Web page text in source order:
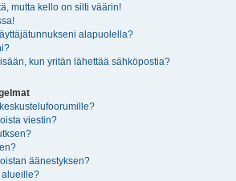
mutta kello on silti väärin!
alapuolella?
kun yritän lähettää sähköpostia?
viestin?
äänestyksen?
alueille?